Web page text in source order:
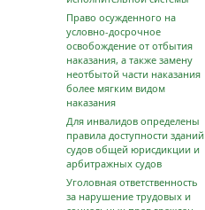
Право осужденного на
условно-досрочное
освобождение от отбытия
наказания, а также замену
неотбытой части наказания
более мягким видом
наказания
Для инвалидов определены
правила доступности зданий
судов общей юрисдикции и
арбитражных судов
Уголовная ответственность
за нарушение трудовых и